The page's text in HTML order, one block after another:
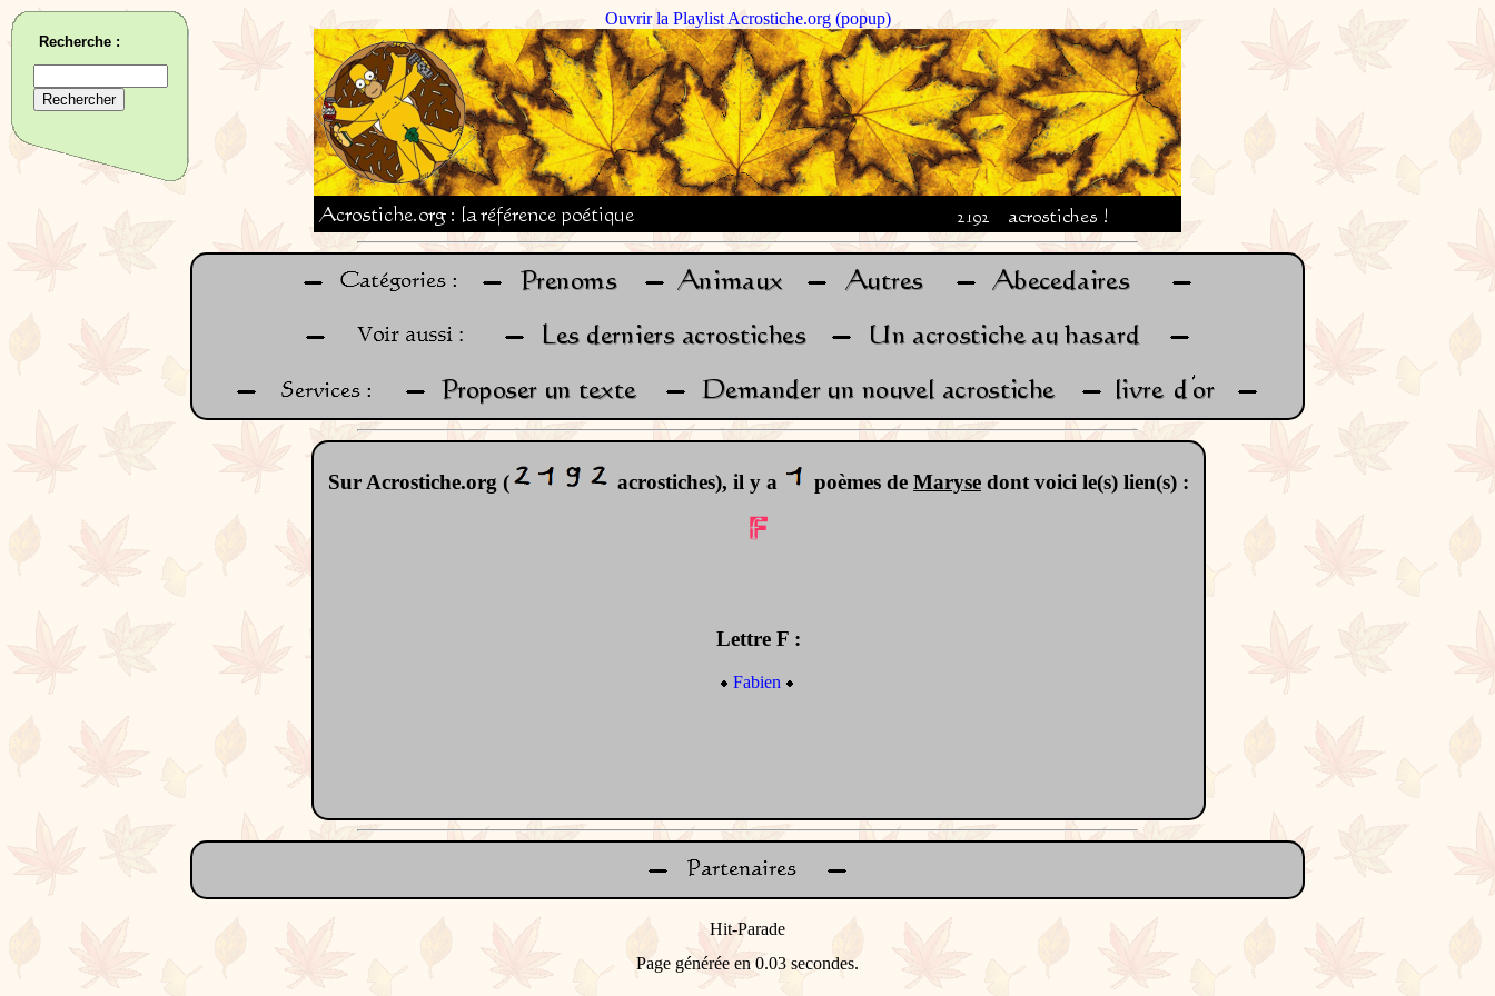
Ouvrir la Playlist Acrostiche.org (popup)
Sur Acrostiche.org ( acrostiches), il y a poèmes de Maryse dont voici le(s) lien(s) :
Lettre F :
Fabien
Recherche :
Page générée en 0.03 secondes.